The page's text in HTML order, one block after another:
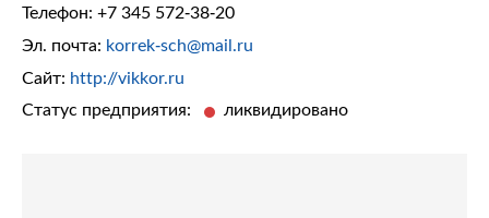
Телефон: +7 345 572-38-20
Эл. почта: korrek-sch@mail.ru
Сайт: http://vikkor.ru
Статус предприятия:
ликвидировано